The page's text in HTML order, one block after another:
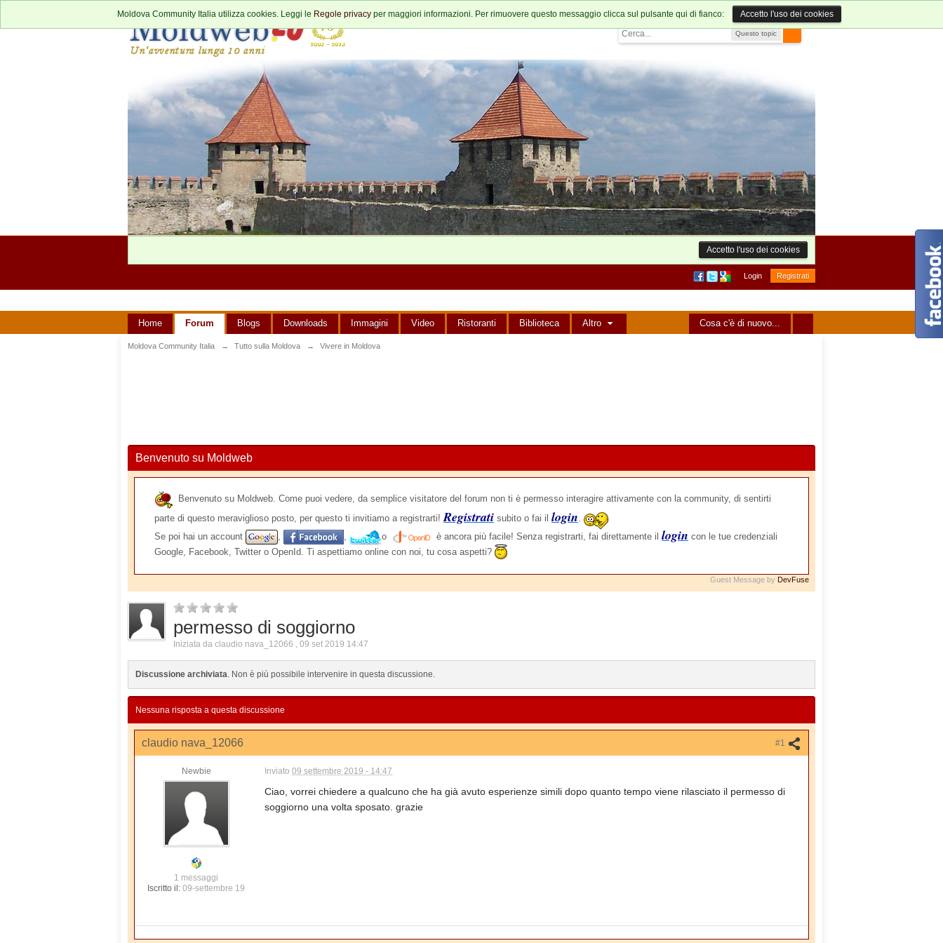
Questo topic
Moldova Community Italia utilizza cookies. Leggi le Regole privacy per maggiori informazioni. Per rimuovere questo messaggio clicca sul pulsante qui di fianco: Accetto l'uso dei cookies
Accetto l'uso dei cookies
Login Registrati
Cosa c'è di nuovo...
Home Forum Blogs Downloads Immagini Video Ristoranti Biblioteca Altro
Moldova Community Italia → Tutto sulla Moldova → Vivere in Moldova
Benvenuto su Moldweb
Benvenuto su Moldweb. Come puoi vedere, da semplice visitatore del forum non ti è permesso interagire attivamente con la community, di sentirti
parte di questo meraviglioso posto, per questo ti invitiamo a registrarti!Registrati subito o fai il login.
Se poi hai un account
, , o è ancora più facile! Senza registrarti, fai direttamente il login con le tue credenziali
Google, Facebook, Twitter o OpenId. Ti aspettiamo online con noi, tu cosa aspetti?
Guest Message by DevFuse
permesso di soggiorno
Iniziata da claudio nava_12066 , 09 set 2019 14:47
Discussione archiviata. Non è più possibile intervenire in questa discussione.
Nessuna risposta a questa discussione
#1
claudio nava_12066
Newbie
1 messaggi
Iscritto il: 09-settembre 19
Inviato 09 settembre 2019 - 14:47
Ciao, vorrei chiedere a qualcuno che ha già avuto esperienze simili dopo quanto tempo viene rilasciato il permesso di
soggiorno una volta sposato. grazie